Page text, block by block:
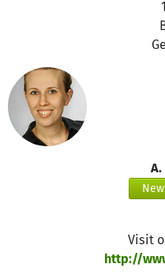
Visit
http://